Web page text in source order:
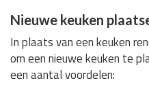
Nieuwe keuken
In plaats van een keuken
om een nieuwe keuken te
een aantal voordelen: